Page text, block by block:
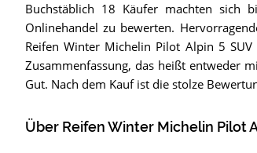
Buchstäblich 18 Käufer machten sich
Onlinehandel zu bewerten.
Reifen Winter Michelin Pilot Alpin 5
Zusammenfassung, das heißt entweder
Gut. Nach dem Kauf ist die stolze
Über Reifen Winter Michelin Pilot